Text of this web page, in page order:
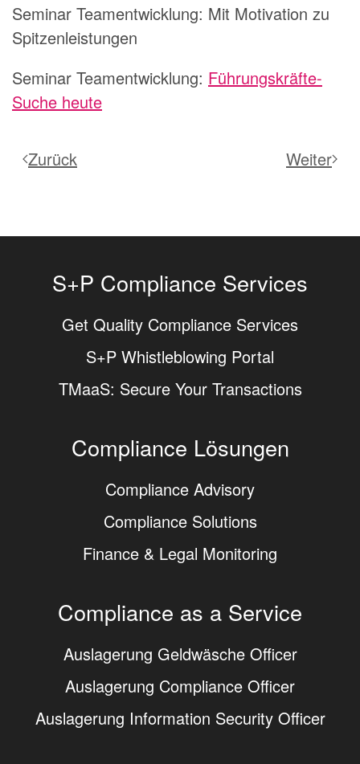
Seminar Teamentwicklung: Mit Motivation zu
Spitzenleistungen
Seminar Teamentwicklung: Führungskräfte-
Suche heute
Zurück Weiter
S+P Compliance Services
Get Quality Compliance Services
S+P Whistleblowing Portal
TMaaS: Secure Your Transactions
Compliance Lösungen
Compliance Advisory
Compliance Solutions
Finance & Legal Monitoring
Compliance as a Service
Auslagerung Geldwäsche Officer
Auslagerung Compliance Officer
Auslagerung Information Security Officer